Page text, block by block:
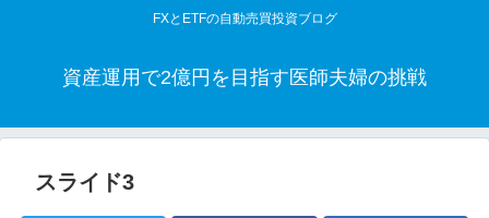
FXとETFの自動売買投資ブログ
資産運用で2億円を目指す医師夫婦の挑戦
スライド3